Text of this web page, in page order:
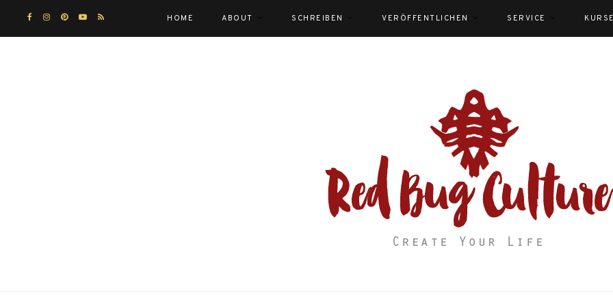
HOME ABOUT SCHREIBEN VERÖFFENTLICHEN SERVICE KURSE